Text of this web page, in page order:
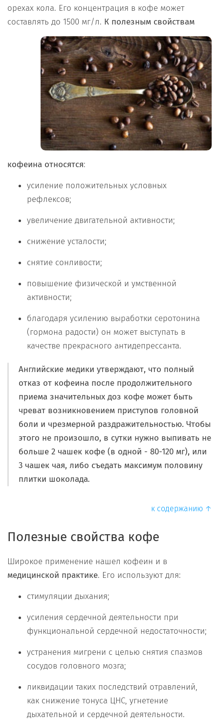
орехах кола. Его концентрация в кофе может
составлять до 1500 мг/л. К полезным свойствам
кофеина относятся:
усиление положительных условных
рефлексов;
увеличение двигательной активности;
снижение усталости;
снятие сонливости;
повышение физической и умственной
активности;
благодаря усилению выработки серотонина
(гормона радости) он может выступать в
качестве прекрасного антидепрессанта.
Английские медики утверждают, что полный
отказ от кофеина после продолжительного
приема значительных доз кофе может быть
чреват возникновением приступов головной
боли и чрезмерной раздражительностью. Чтобы
этого не произошло, в сутки нужно выпивать не
больше 2 чашек кофе (в одной - 80-120 мг), или
3 чашек чая, либо съедать максимум половину
плитки шоколада.
к содержанию ↑
Полезные свойства кофе
Широкое применение нашел кофеин и в
медицинской практике. Его используют для:
стимуляции дыхания;
усиления сердечной деятельности при
функциональной сердечной недостаточности;
устранения мигрени с целью снятия спазмов
сосудов головного мозга;
ликвидации таких последствий отравлений,
как снижение тонуса ЦНС, угнетение
дыхательной и сердечной деятельности.